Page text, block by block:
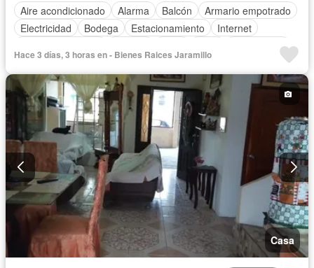
Aire acondicionado
Alarma Balcón
Armario empotrado
Electricidad
Bodega Estacionamiento
Internet
Sin amoblar
Hace 3 días, 3 horas en - Bienes Raices Jaramillo
Casa